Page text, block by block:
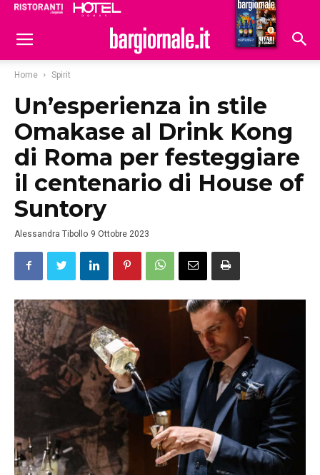
Hoteldomani
Home Spirit
Un’esperienza in stile
Omakase al Drink Kong
di Roma per festeggiare
il centenario di House of
Suntory
Alessandra Tibollo 9 Ottobre 2023